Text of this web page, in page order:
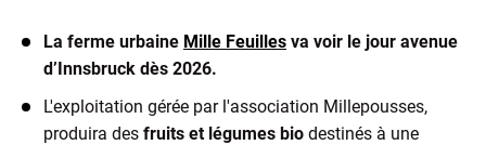
La ferme urbaine Mille Feuilles va voir le jour avenue
d’Innsbruck dès 2026.
L'exploitation gérée par l'association Millepousses,
produira des fruits et légumes bio destinés à une